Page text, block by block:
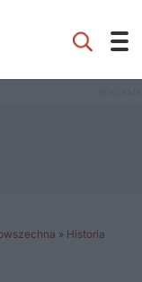
» Historia